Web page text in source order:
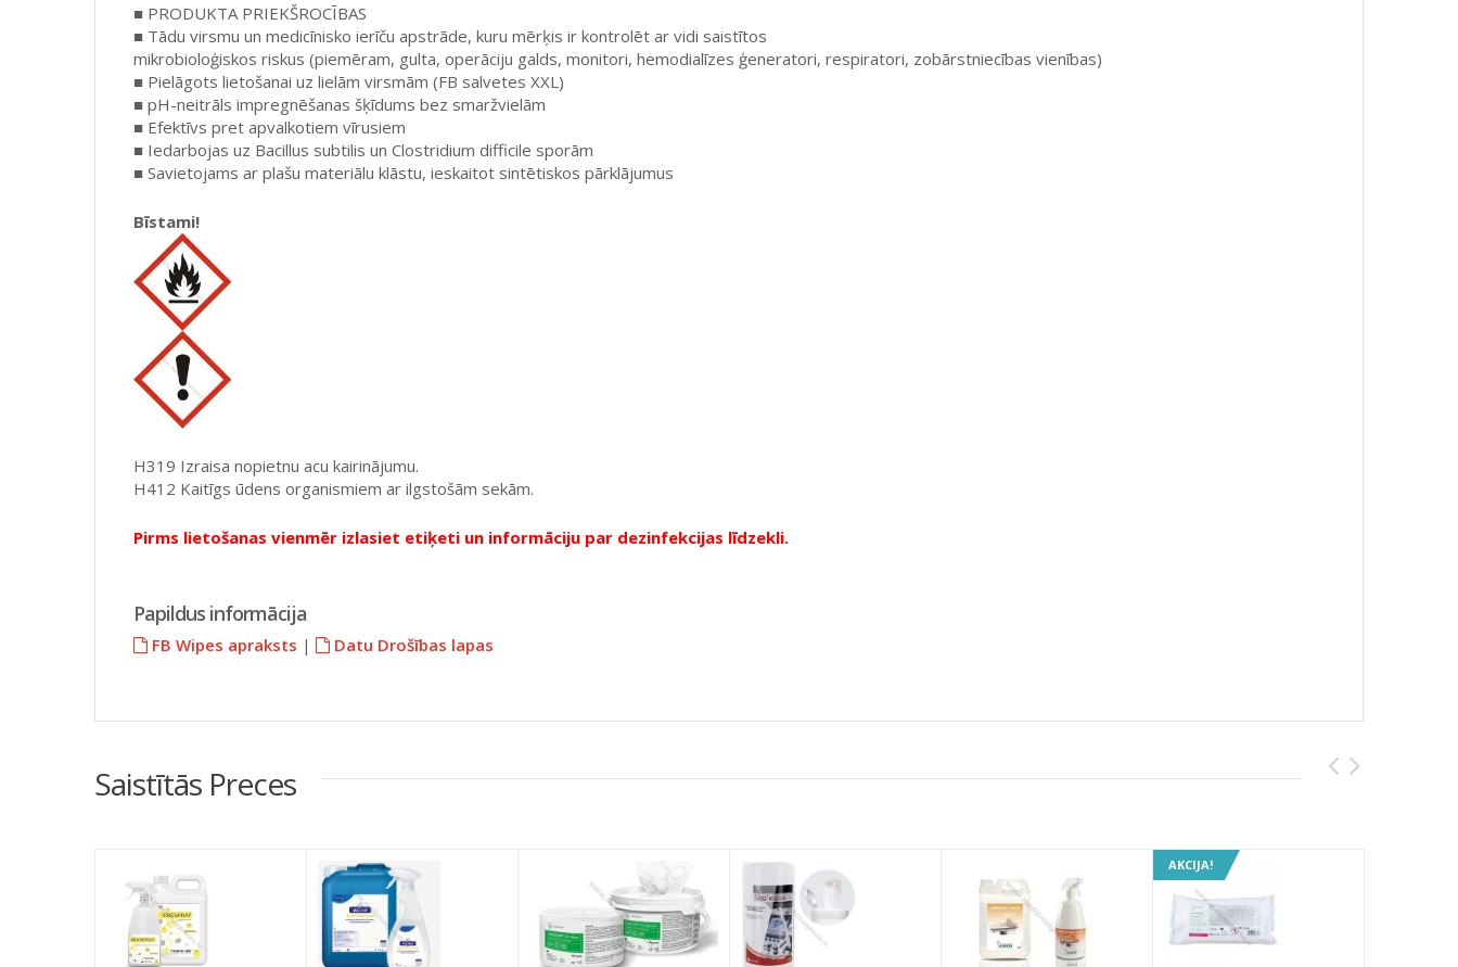
■ PRODUKTA PRIEKŠROCĪBAS
■ Tādu virsmu un medicīnisko ierīču apstrāde, kuru mērķis ir kontrolēt ar vidi saistītos
mikrobioloģiskos riskus (piemēram, gulta, operāciju galds, monitori, hemodialīzes ģeneratori, respiratori, zobārstniecības vienības)
■ Pielāgots lietošanai uz lielām virsmām (FB salvetes XXL)
■ pH-neitrāls impregnēšanas šķīdums bez smaržvielām
■ Efektīvs pret apvalkotiem vīrusiem
■ Iedarbojas uz Bacillus subtilis un Clostridium difficile sporām
■ Savietojams ar plašu materiālu klāstu, ieskaitot sintētiskos pārklājumus
Bīstami!
H319 Izraisa nopietnu acu kairinājumu.
H412 Kaitīgs ūdens organismiem ar ilgstošām sekām.
Pirms lietošanas vienmēr izlasiet etiķeti un informāciju par dezinfekcijas līdzekli.
Papildus informācija
FB Wipes apraksts | Datu Drošības lapas
Saistītās Preces
AKCIJA!